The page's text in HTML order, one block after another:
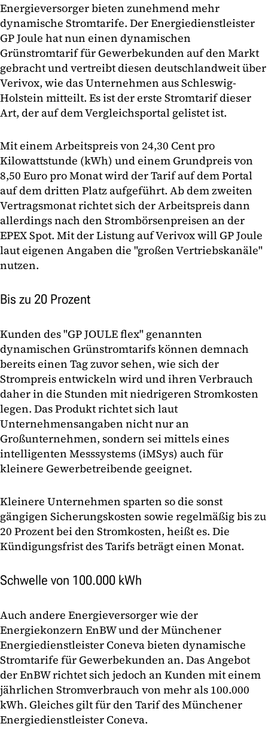
Energieversorger bieten zunehmend mehr
dynamische Stromtarife. Der Energiedienstleister
GP Joule hat nun einen dynamischen
Grünstromtarif für Gewerbekunden auf den Markt
gebracht und vertreibt diesen deutschlandweit über
Verivox, wie das Unternehmen aus Schleswig-
Holstein mitteilt. Es ist der erste Stromtarif dieser
Art, der auf dem Vergleichsportal gelistet ist.
Mit einem Arbeitspreis von 24,30 Cent pro
Kilowattstunde (kWh) und einem Grundpreis von
8,50 Euro pro Monat wird der Tarif auf dem Portal
auf dem dritten Platz aufgeführt. Ab dem zweiten
Vertragsmonat richtet sich der Arbeitspreis dann
allerdings nach den Strombörsenpreisen an der
EPEX Spot. Mit der Listung auf Verivox will GP Joule
laut eigenen Angaben die "großen Vertriebskanäle"
nutzen.
Bis zu 20 Prozent
Kunden des "GP JOULE flex" genannten
dynamischen Grünstromtarifs können demnach
bereits einen Tag zuvor sehen, wie sich der
Strompreis entwickeln wird und ihren Verbrauch
daher in die Stunden mit niedrigeren Stromkosten
legen. Das Produkt richtet sich laut
Unternehmensangaben nicht nur an
Großunternehmen, sondern sei mittels eines
intelligenten Messsystems (iMSys) auch für
kleinere Gewerbetreibende geeignet.
Kleinere Unternehmen sparten so die sonst
gängigen Sicherungskosten sowie regelmäßig bis zu
20 Prozent bei den Stromkosten, heißt es. Die
Kündigungsfrist des Tarifs beträgt einen Monat.
Schwelle von 100.000 kWh
Auch andere Energieversorger wie der
Energiekonzern EnBW und der Münchener
Energiedienstleister Coneva bieten dynamische
Stromtarife für Gewerbekunden an. Das Angebot
der EnBW richtet sich jedoch an Kunden mit einem
jährlichen Stromverbrauch von mehr als 100.000
kWh. Gleiches gilt für den Tarif des Münchener
Energiedienstleister Coneva.